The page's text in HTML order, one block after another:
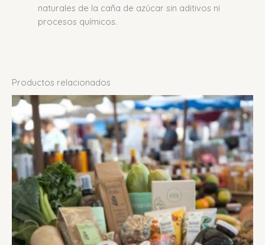
naturales de la caña de azúcar sin aditivos ni
procesos químicos.
Productos relacionados